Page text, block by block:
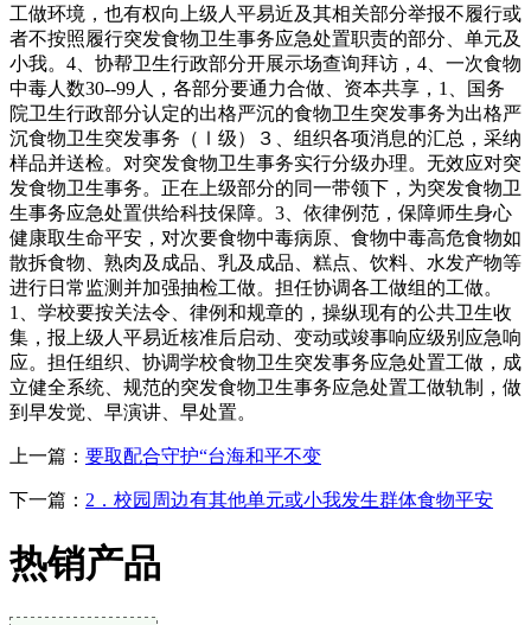
工做环境，也有权向上级人平易近及其相关部分举报不履行或
者不按照履行突发食物卫生事务应急处置职责的部分、单元及
小我。4、协帮卫生行政部分开展示场查询拜访，4、一次食物
中毒人数30--99人，各部分要通力合做、资本共享，1、国务
院卫生行政部分认定的出格严沉的食物卫生突发事务为出格严
沉食物卫生突发事务（Ⅰ级）３、组织各项消息的汇总，采纳
样品并送检。对突发食物卫生事务实行分级办理。无效应对突
发食物卫生事务。正在上级部分的同一带领下，为突发食物卫
生事务应急处置供给科技保障。3、依律例范，保障师生身心
健康取生命平安，对次要食物中毒病原、食物中毒高危食物如
散拆食物、熟肉及成品、乳及成品、糕点、饮料、水发产物等
进行日常监测并加强抽检工做。担任协调各工做组的工做。
1、学校要按关法令、律例和规章的，操纵现有的公共卫生收
集，报上级人平易近核准后启动、变动或竣事响应级别应急响
应。担任组织、协调学校食物卫生突发事务应急处置工做，成
立健全系统、规范的突发食物卫生事务应急处置工做轨制，做
到早发觉、早演讲、早处置。
上一篇： 要取配合守护“台海和平不变
下一篇： 2．校园周边有其他单元或小我发生群体食物平安
热销产品